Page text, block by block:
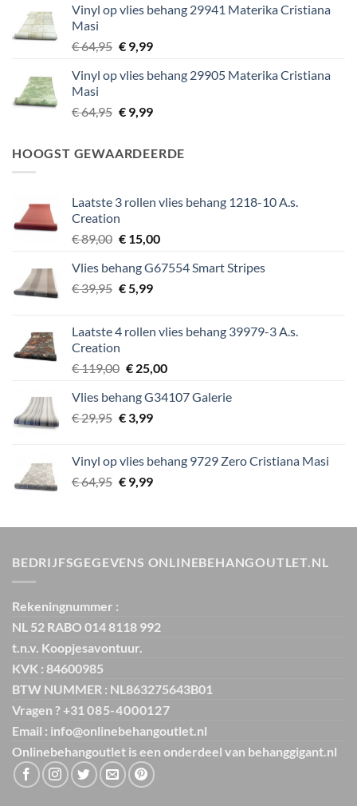
was:
is:
Vinyl op vlies behang 29941 Materika Cristiana
Masi
€64,95 Oorspronkelijke
was:
€9,99Huidige
is:
Vinyl op vlies behang 29905 Materika Cristiana
Masi
€64,95 Oorspronkelijke
€ 64,95.
€9,99Huidige
€ 9,99.
HOOGST GEWAARDEERDE
Laatste 3 rollen vlies behang 1218-10 A.s.
Creation
€89,00 Oorspronkelijke
was:
€ 89,00.
€15,00Huidige
is:
Vlies behang G67554 Smart Stripes
€39,95 Oorspronkelijke
€ 39,95.
€5,99Huidige
€ 5,99.
Laatste 4 rollen vlies behang 39979-3 A.s.
Creation
€119,00 Oorspronkelijke
was:
€ 119,00.
€25,00Huidige
is:
Vlies behang G34107 Galerie
€29,95 Oorspronkelijke
€ 29,95.
€3,99Huidige
€ 3,99.
Vinyl op vlies behang 9729 Zero Cristiana Masi
€64,95 Oorspronkelijke
€ 64,95.
€9,99Huidige
€ 9,99.
BEDRIJFSGEGEVENS ONLINEBEHANGOUTLET.NL
Rekeningnummer :
NL 52 RABO 014 8118 992
t.n.v. Koopjesavontuur.
KVK : 84600985
BTW NUMMER : NL863275643B01
Vragen ? +31 085-4000127
Email : info@onlinebehangoutlet.nl
Onlinebehangoutlet is een onderdeel van behanggigant.nl